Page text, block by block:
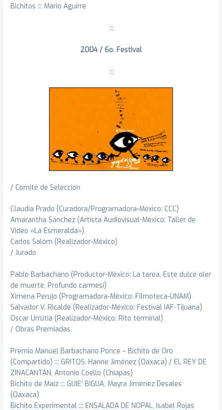
Bichitos ::: Mario Aguirre
:::
2004 / 6o. Festival
:::
/ Comité de Selección
Claudia Prado (Curadora/Programadora-México: CCC)
Amarantha Sánchez (Artísta Audiovisual-México: Taller de
Video «La Esmeralda»)
Carlos Salóm (Realizador-México)
/ Jurado
Pablo Barbachano (Productor-México: La tarea, Este dulce oler
de muerte, Profundo carmesí)
Ximena Perujo (Programadora-México: Filmoteca-UNAM)
Salvador V. Ricalde (Realizador-México: Festival IAF-Tijuana)
Oscar Urrútia (Realizador-México: Rito terminal)
/ Obras Premiadas
Premio Manuel Barbachano Ponce – Bichito de Oro
(Compartido) ::: GRITOS, Hanne Jiménez (Oaxaca) / EL REY DE
ZINACANTÁN, Antonio Coello (Chiapas)
Bichito de Maíz ::: GUIE’ BIGUA, Mayra Jiménez Desales
(Oaxaca)
Bichito Experimental ::: ENSALADA DE NOPAL, Isabel Rojas